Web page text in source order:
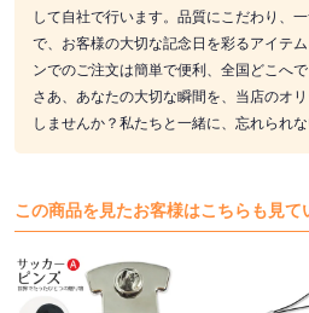
して自社で行います。品質にこだわり、
で、お客様の大切な記念日を彩るアイテ
ンでのご注文は簡単で便利、全国どこへで
さあ、あなたの大切な瞬間を、当店のオ
しませんか？私たちと一緒に、忘れられ
この商品を見たお客様はこちらも見て